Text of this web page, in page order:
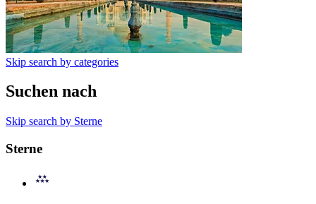
Skip search by categories
Suchen nach
Skip search by Sterne
Sterne